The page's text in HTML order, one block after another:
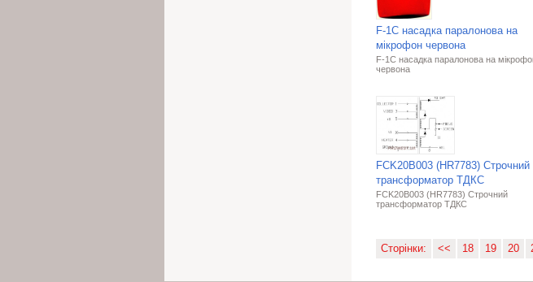
F-1C насадка паралонова на
мікрофон червона
F-1C насадка паралонова на
червона
FCK20B003 (HR7783) Строчний
трансформатор ТДКС
FCK20B003 (HR7783) Строчний
трансформатор ТДКС
Сторінки: << 18 19 20